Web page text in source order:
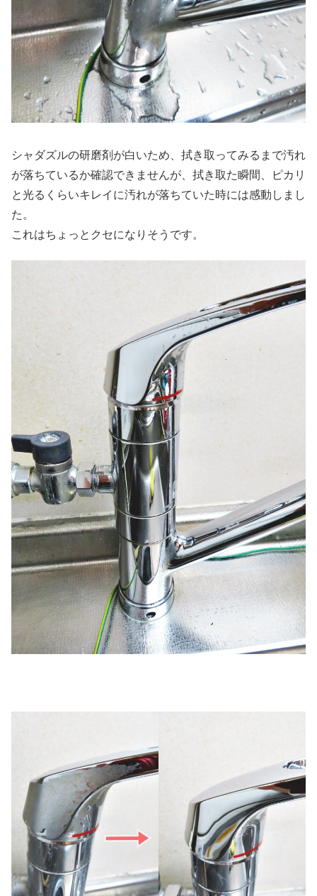
シャダズルの研磨剤が白いため、拭き取ってみるまで汚れ
が落ちているか確認できませんが、拭き取た瞬間、ピカリ
と光るくらいキレイに汚れが落ちていた時には感動しまし
た。
これはちょっとクセになりそうです。